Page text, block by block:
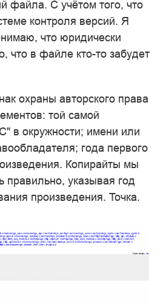
файла. С учётом того, что
контроля версий. Я
что юридически
что в файле кто-то забудет
охраны авторского права
той самой
в окружности; имени или
года первого
Копирайты мы
правильно, указывая год
произведения. Точка.